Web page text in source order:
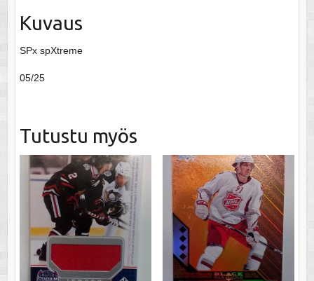
Kuvaus
SPx spXtreme
05/25
Tutustu myös